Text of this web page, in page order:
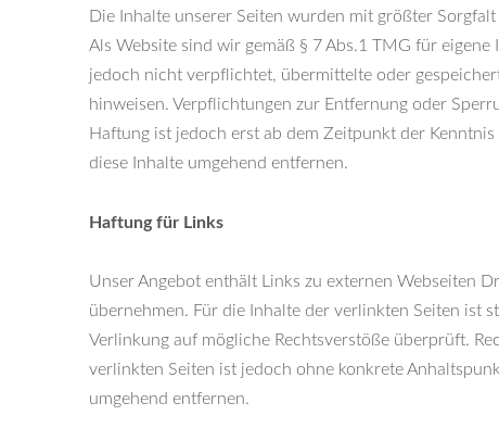
Die Inhalte unserer Seiten wurden mit größter
Als Website sind wir gemäß § 7 Abs.1 TMG für
jedoch nicht verpflichtet, übermittelte oder
hinweisen. Verpflichtungen zur Entfernung oder
Haftung ist jedoch erst ab dem Zeitpunkt der
diese Inhalte umgehend entfernen.
Haftung für Links
Unser Angebot enthält Links zu externen Webseiten
übernehmen. Für die Inhalte der verlinkten Seiten ist
Verlinkung auf mögliche Rechtsverstöße überprüft.
verlinkten Seiten ist jedoch ohne konkrete
umgehend entfernen.